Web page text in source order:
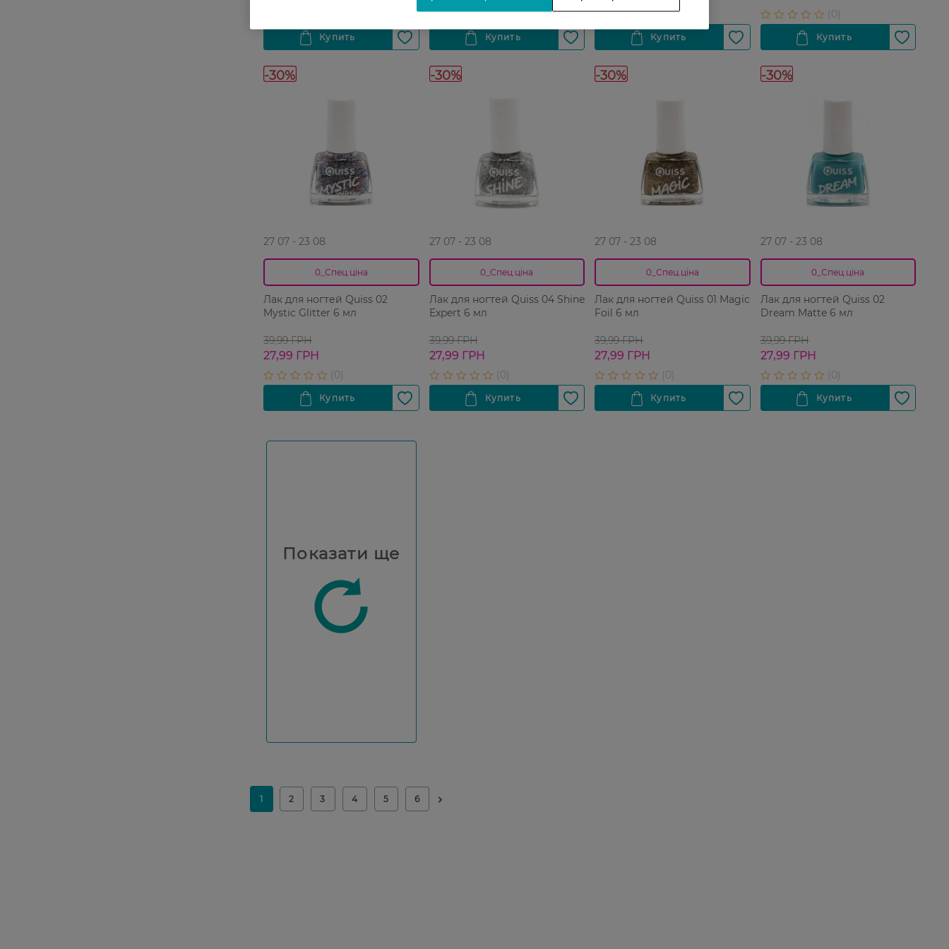
-30%
27 07 - 23 08
0_Спец.ціна
Лак для ногтей Quiss 02
Mystic Glitter 6 мл
39,99 ГРН
27,99 ГРН
-30%
27 07 - 23 08
0_Спец.ціна
Лак для ногтей Quiss 04 Shine
Expert 6 мл
39,99 ГРН
27,99 ГРН
-30%
27 07 - 23 08
0_Спец.ціна
Лак для ногтей Quiss 01 Magic
Foil 6 мл
39,99 ГРН
27,99 ГРН
-30%
27 07 - 23 08
0_Спец.ціна
Лак для ногтей Quiss 02
Dream Matte 6 мл
39,99 ГРН
27,99 ГРН
Показати ще